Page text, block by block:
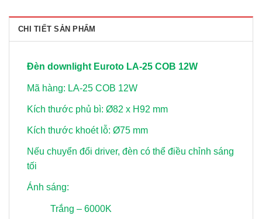
CHI TIẾT SẢN PHẨM
Đèn downlight Euroto LA-25 COB 12W
Mã hàng: LA-25 COB 12W
Kích thước phủ bì: Ø82 x H92 mm
Kích thước khoét lỗ: Ø75 mm
Nếu chuyển đổi driver, đèn có thể điều chỉnh sáng
tối
Ánh sáng:
Trắng – 6000K